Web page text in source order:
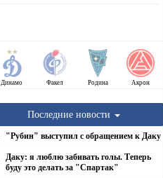
Динамо Факел Родина Акрон
Последние новости
"Рубин" выступил с обращением к Даку
Даку: я люблю забивать голы. Теперь
буду это делать за "Спартак"